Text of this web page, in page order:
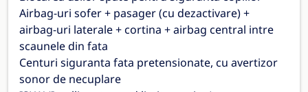
Airbag-uri sofer + pasager (cu dezactivare) +
airbag-uri laterale + cortina + airbag central intre
scaunele din fata
Centuri siguranta fata pretensionate, cu avertizor
sonor de necuplare